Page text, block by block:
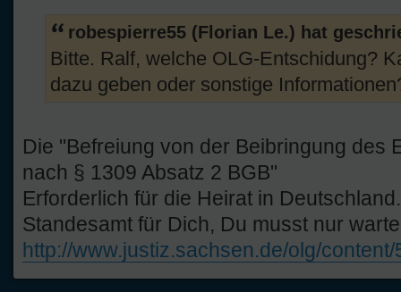
robespierre55 (Florian Le.) hat
Bitte. Ralf, welche OLG-Entschidung?
dazu geben oder sonstige
Die "Befreiung von der Beibringung des
nach § 1309 Absatz 2 BGB"
Erforderlich für die Heirat in
Standesamt für Dich, Du musst nur
http://www.justiz.sachsen.de/olg/content/